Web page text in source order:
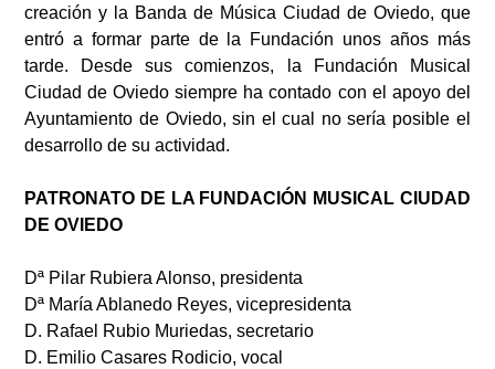
creación y la Banda de Música Ciudad de Oviedo, que
entró a formar parte de la Fundación unos años más
tarde. Desde sus comienzos, la Fundación Musical
Ciudad de Oviedo siempre ha contado con el apoyo del
Ayuntamiento de Oviedo, sin el cual no sería posible el
desarrollo de su actividad.
PATRONATO DE LA FUNDACIÓN MUSICAL CIUDAD
DE OVIEDO
Dª Pilar Rubiera Alonso, presidenta
Dª María Ablanedo Reyes, vicepresidenta
D. Rafael Rubio Muriedas, secretario
D. Emilio Casares Rodicio, vocal